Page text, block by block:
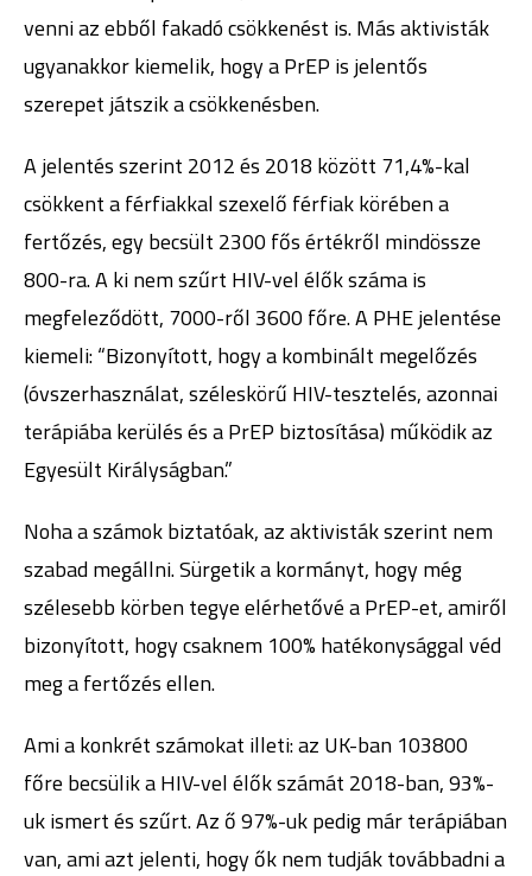
venni az ebből fakadó csökkenést is. Más aktivisták
ugyanakkor kiemelik, hogy a PrEP is jelentős
szerepet játszik a csökkenésben.
A jelentés szerint 2012 és 2018 között 71,4%-kal
csökkent a férfiakkal szexelő férfiak körében a
fertőzés, egy becsült 2300 fős értékről mindössze
800-ra. A ki nem szűrt HIV-vel élők száma is
megfeleződött, 7000-ről 3600 főre. A PHE jelentése
kiemeli: “Bizonyított, hogy a kombinált megelőzés
(óvszerhasználat, széleskörű HIV-tesztelés, azonnai
terápiába kerülés és a PrEP biztosítása) működik az
Egyesült Királyságban.”
Noha a számok biztatóak, az aktivisták szerint nem
szabad megállni. Sürgetik a kormányt, hogy még
szélesebb körben tegye elérhetővé a PrEP-et, amiről
bizonyított, hogy csaknem 100% hatékonysággal véd
meg a fertőzés ellen.
Ami a konkrét számokat illeti: az UK-ban 103800
főre becsülik a HIV-vel élők számát 2018-ban, 93%-
uk ismert és szűrt. Az ő 97%-uk pedig már terápiában
van, ami azt jelenti, hogy ők nem tudják továbbadni a